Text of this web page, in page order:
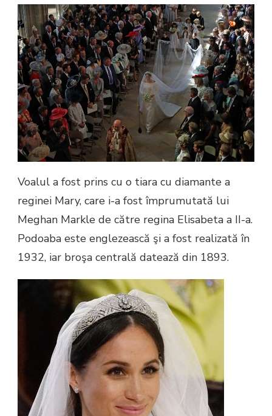
Voalul a fost prins cu o tiara cu diamante a
reginei Mary, care i-a fost împrumutată lui
Meghan Markle de către regina Elisabeta a II-a.
Podoaba este englezească şi a fost realizată în
1932, iar broşa centrală datează din 1893.